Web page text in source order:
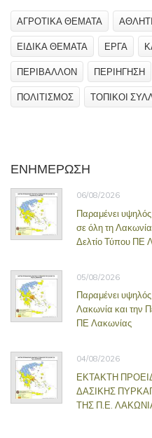
ΑΓΡΟΤΙΚΑ ΘΕΜΑΤΑ
ΕΙΔΙΚΑ ΘΕΜΑΤΑ ΕΡΓΑ
ΠΕΡΙΒΑΛΛΟΝ ΠΕΡΙΗΓΗΣΗ
ΠΟΛΙΤΙΣΜΟΣ ΤΟΠΙΚΟΙ
ΕΝΗΜΕΡΩΣΗ
06/08/2026
Παραμένει
σε όλη τη
Δελτίο Τύπου ΠΕ
05/08/2026
Παραμένει
Λακωνία και την
ΠΕ Λακωνίας
04/08/2026
ΕΚΤΑΚΤΗ
ΔΑΣΙΚΗΣ
ΤΗΣ Π.Ε.